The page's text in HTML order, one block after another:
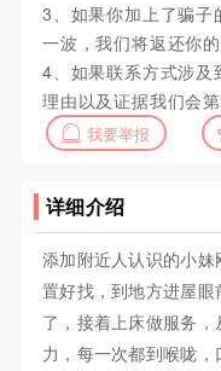
3、如果你加上了骗子
一波，我们将返还你
4、如果联系方式涉及
理由以及证据我们会第
我要举报
详细介绍
添加附近人认识的小
置好找，到地方进屋
了，接着上床做服务
力，每一次都到喉咙